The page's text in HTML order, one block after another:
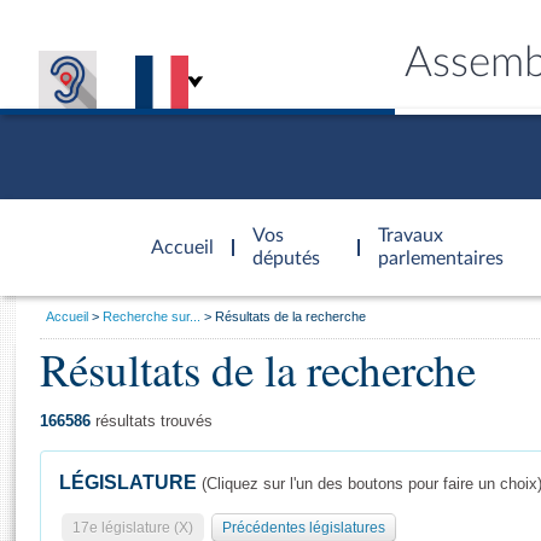
Accueil
d'accueil
Vos
députés
Travaux
parlementaires
Général
Vous
Accueil Recherche sur... Résultats de la recherche
Résultats de la recherche
166586 résultats trouvés
LÉGISLATURE (Cliquez sur l'un des boutons pour faire un choix)
17e législature (X) Précédentes législatures